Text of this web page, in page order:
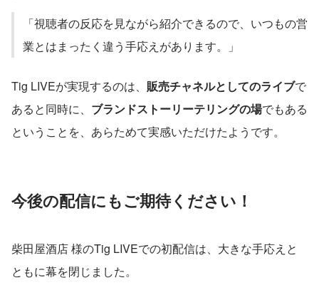
「視聴者の反応を見ながら紹介できるので、いつもの営
業とはまったく違う手応えがあります。」
Tig LIVEが実現するのは、 販売チャネルとしてのライブで
あると同時に、 ブランドストーリーテリングの場でもある
ということを、あらためて実感いただけたようです。
今後の配信にもご期待ください！
柴田屋酒店 様のTig LIVEでの初配信は、大きな手応えと
ともに幕を閉じました。